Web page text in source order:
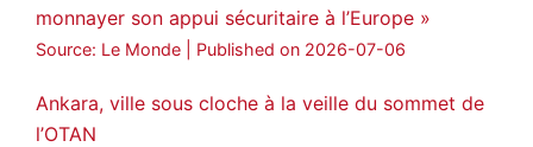
monnayer son appui sécuritaire à l’Europe »
Source: Le Monde Published on 2026-07-06
Ankara, ville sous cloche à la veille du sommet de
l’OTAN